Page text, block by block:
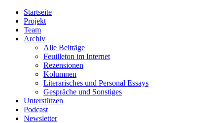
Startseite
Projekt
Team
Archiv
Alle Beiträge
Feuilleton im Internet
Rezensionen
Kolumnen
Literarisches und Personal Essays
Gespräche und Sonstiges
Unterstützen
Podcast
Newsletter